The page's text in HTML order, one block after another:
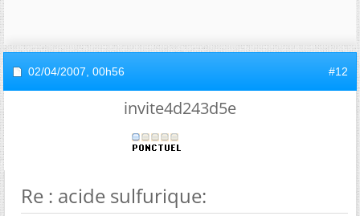
02/04/2007, 00h56 #12
invite4d243d5e
Re : acide sulfurique: